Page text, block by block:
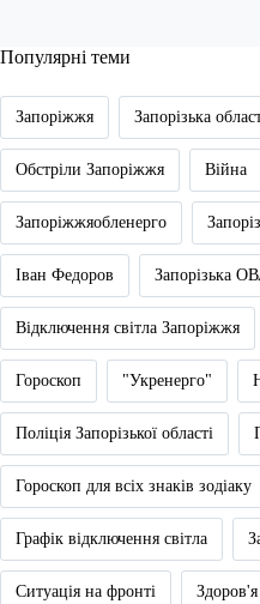
Популярні теми
Запоріжжя Запорізька
Обстріли Запоріжжя Війна
Запоріжжяобленерго
Іван Федоров Запорізька
Відключення світла Запоріжжя
Гороскоп "Укренерго"
Поліція Запорізької області
Гороскоп для всіх знаків зодіаку
Графік відключення світла
Ситуація на фронті Здоров'я